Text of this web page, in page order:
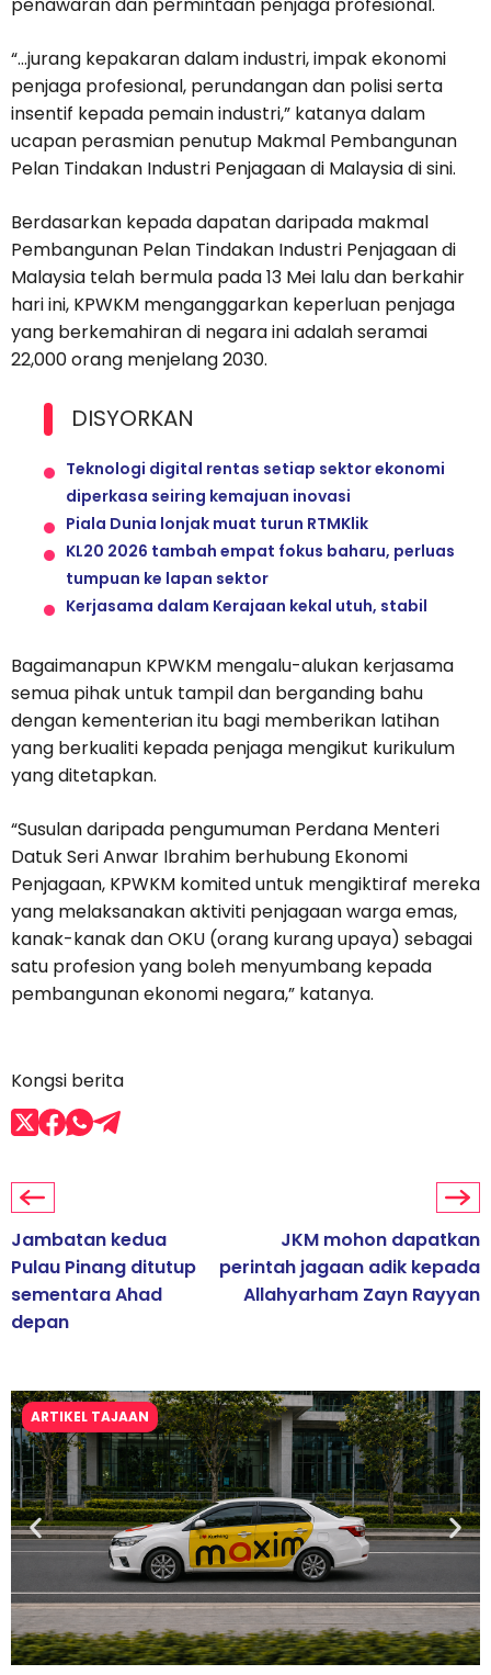
penawaran dan permintaan penjaga profesional.
“…jurang kepakaran dalam industri, impak ekonomi
penjaga profesional, perundangan dan polisi serta
insentif kepada pemain industri,” katanya dalam
ucapan perasmian penutup Makmal Pembangunan
Pelan Tindakan Industri Penjagaan di Malaysia di sini.
Berdasarkan kepada dapatan daripada makmal
Pembangunan Pelan Tindakan Industri Penjagaan di
Malaysia telah bermula pada 13 Mei lalu dan berkahir
hari ini, KPWKM menganggarkan keperluan penjaga
yang berkemahiran di negara ini adalah seramai
22,000 orang menjelang 2030.
DISYORKAN
Teknologi digital rentas setiap sektor ekonomi
diperkasa seiring kemajuan inovasi
Piala Dunia lonjak muat turun RTMKlik
KL20 2026 tambah empat fokus baharu, perluas
tumpuan ke lapan sektor
Kerjasama dalam Kerajaan kekal utuh, stabil
Bagaimanapun KPWKM mengalu-alukan kerjasama
semua pihak untuk tampil dan berganding bahu
dengan kementerian itu bagi memberikan latihan
yang berkualiti kepada penjaga mengikut kurikulum
yang ditetapkan.
“Susulan daripada pengumuman Perdana Menteri
Datuk Seri Anwar Ibrahim berhubung Ekonomi
Penjagaan, KPWKM komited untuk mengiktiraf mereka
yang melaksanakan aktiviti penjagaan warga emas,
kanak-kanak dan OKU (orang kurang upaya) sebagai
satu profesion yang boleh menyumbang kepada
pembangunan ekonomi negara,” katanya.
Kongsi berita
Jambatan kedua
Pulau Pinang ditutup
sementara Ahad
depan
JKM mohon dapatkan
perintah jagaan adik kepada
Allahyarham Zayn Rayyan
ARTIKEL TAJAAN